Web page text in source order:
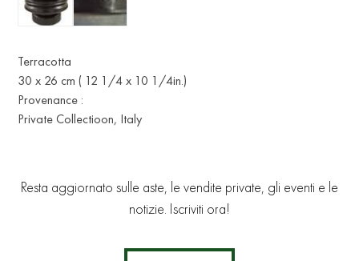
Terracotta
30 x 26 cm ( 12 1/4 x 10 1/4in.)
Provenance :
Private Collectioon, Italy
Resta aggiornato sulle aste, le vendite private, gli eventi e le
notizie. Iscriviti ora!